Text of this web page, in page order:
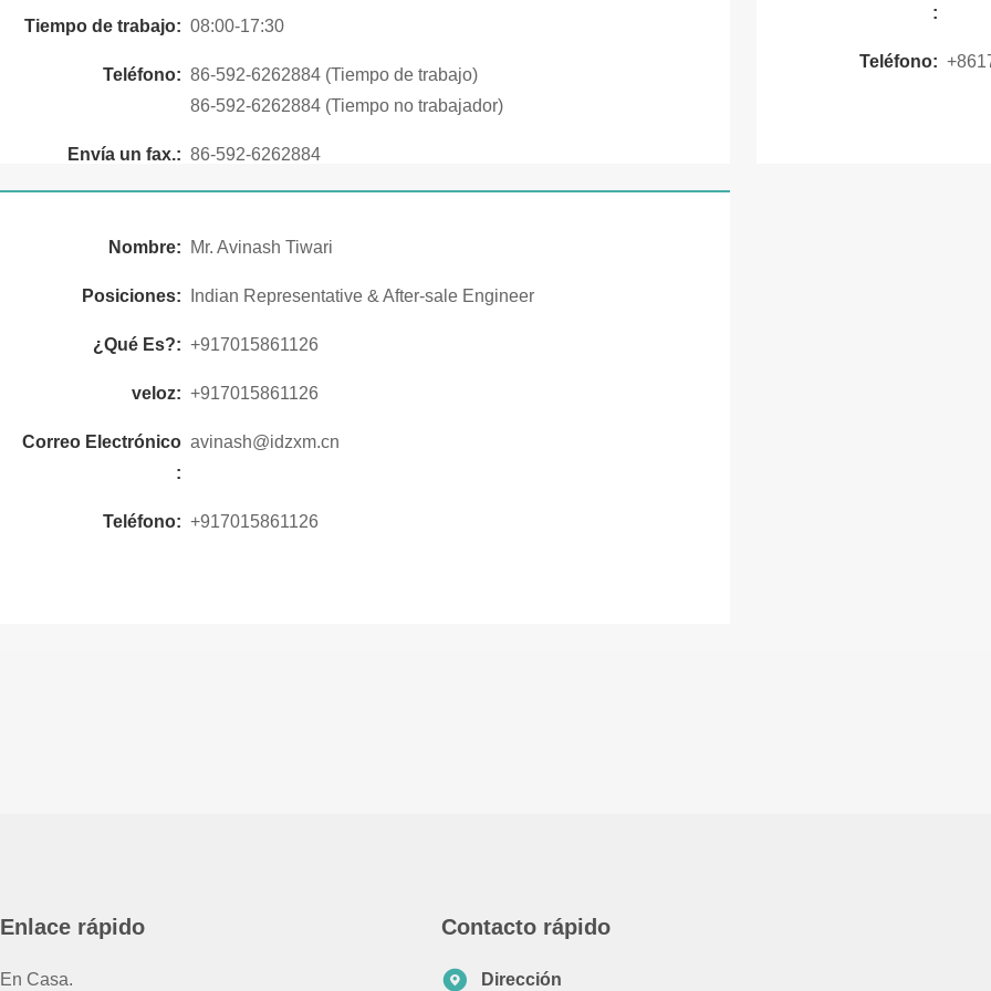
Tiempo de trabajo: 08:00-17:30
Teléfono: 86-592-6262884 (Tiempo de trabajo)
86-592-6262884 (Tiempo no trabajador)
Envía un fax.: 86-592-6262884
:
Teléfono:
Nombre: Mr. Avinash Tiwari
Posiciones: Indian Representative & After-sale Engineer
¿Qué Es?: +917015861126
veloz: +917015861126
Correo Electrónico
:
avinash@idzxm.cn
Teléfono: +917015861126
Enlace rápido
En Casa.
Contacto rápido
Dirección